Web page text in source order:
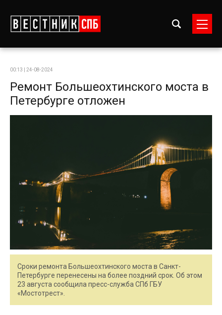
00:13 | 24-08-2024
Ремонт Большеохтинского моста в
Петербурге отложен
Сроки ремонта Большеохтинского моста в Санкт-
Петербурге перенесены на более поздний срок. Об этом
23 августа сообщила пресс-служба СПб ГБУ
«Мостотрест».